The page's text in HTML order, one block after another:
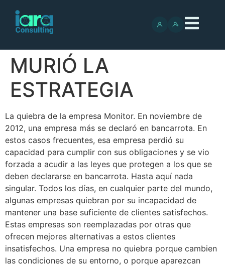
MURIÓ LA
ESTRATEGIA
La quiebra de la empresa Monitor. En noviembre de
2012, una empresa más se declaró en bancarrota. En
estos casos frecuentes, esa empresa perdió su
capacidad para cumplir con sus obligaciones y se vio
forzada a acudir a las leyes que protegen a los que se
deben declararse en bancarrota. Hasta aquí nada
singular. Todos los días, en cualquier parte del mundo,
algunas empresas quiebran por su incapacidad de
mantener una base suficiente de clientes satisfechos.
Estas empresas son reemplazadas por otras que
ofrecen mejores alternativas a estos clientes
insatisfechos. Una empresa no quiebra porque cambien
las condiciones de su entorno, o porque aparezcan